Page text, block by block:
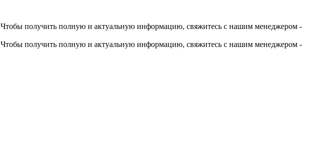
Чтобы получить полную и актуальную информацию, свяжитесь с нашим менеджером -
Чтобы получить полную и актуальную информацию, свяжитесь с нашим менеджером -